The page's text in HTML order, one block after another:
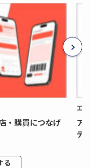
・購買につなげ
る
エ
ア
デ